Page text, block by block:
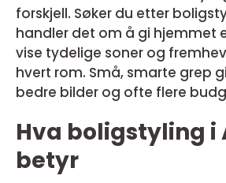
forskjell. Søker du etter
handler det om å gi hjemmet
vise tydelige soner og
hvert rom. Små, smarte grep
bedre bilder og ofte flere
Hva boligstyling i
betyr